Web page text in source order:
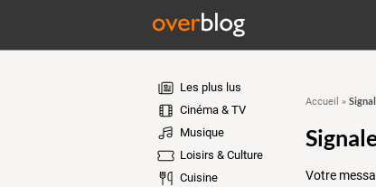
Les plus lus
Cinéma & TV
Musique
Loisirs & Culture
Cuisine
Accueil »
Votre